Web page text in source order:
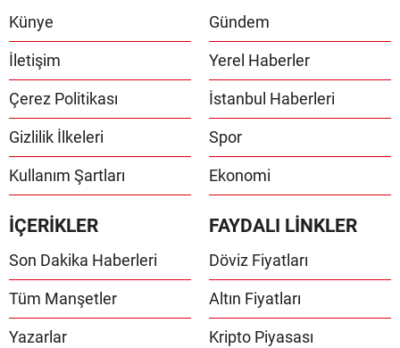
Künye
İletişim
Çerez Politikası
Gizlilik İlkeleri
Kullanım Şartları
Gündem
Yerel Haberler
İstanbul Haberleri
Spor
Ekonomi
İÇERİKLER
Son Dakika Haberleri
Tüm Manşetler
Yazarlar
FAYDALI LİNKLER
Döviz Fiyatları
Altın Fiyatları
Kripto Piyasası